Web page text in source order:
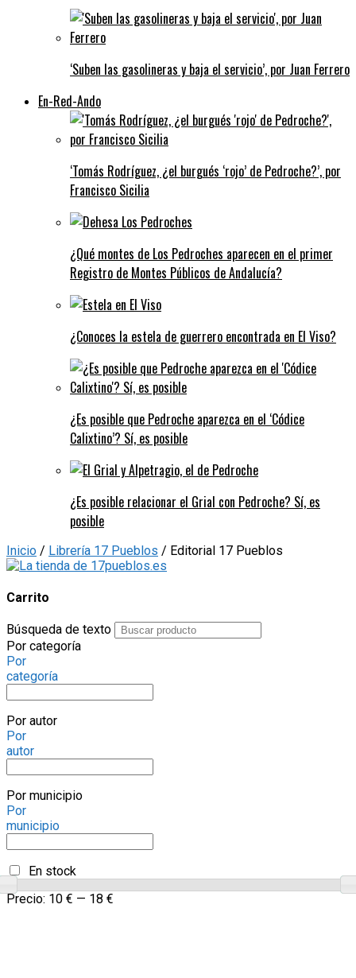
‘Suben las gasolineras y baja el servicio’, por Juan Ferrero
En-Red-Ando
‘Tomás Rodríguez, ¿el burgués ‘rojo’ de Pedroche?’, por
Francisco Sicilia
¿Qué montes de Los Pedroches aparecen en el primer
Registro de Montes Públicos de Andalucía?
¿Conoces la estela de guerrero encontrada en El Viso?
¿Es posible que Pedroche aparezca en el ‘Códice
Calixtino’? Sí, es posible
¿Es posible relacionar el Grial con Pedroche? Sí, es
posible
Inicio / Librería 17 Pueblos / Editorial 17 Pueblos
Carrito
Búsqueda de texto
Por categoría
Por
categoría
Por autor
Por
autor
Por municipio
Por
municipio
En stock
Precio: 10 € — 18 €